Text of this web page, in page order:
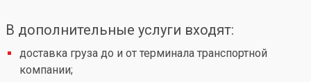
В дополнительные услуги входят:
доставка груза до и от терминала транспортной
компании;